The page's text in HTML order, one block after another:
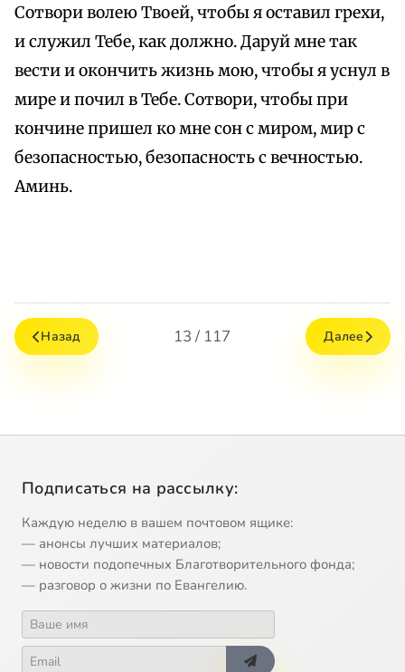
Сотвори волею Твоей, чтобы я оставил грехи,
и служил Тебе, как должно. Даруй мне так
вести и окончить жизнь мою, чтобы я уснул в
мире и почил в Тебе. Сотвори, чтобы при
кончине пришел ко мне сон с миром, мир с
безопасностью, безопасность с вечностью.
Аминь.
Назад 13 / 117 Далее
Подписаться на рассылку:
Каждую неделю в вашем почтовом ящике:
— анонсы лучших материалов;
— новости подопечных Благотворительного фонда;
— разговор о жизни по Евангелию.